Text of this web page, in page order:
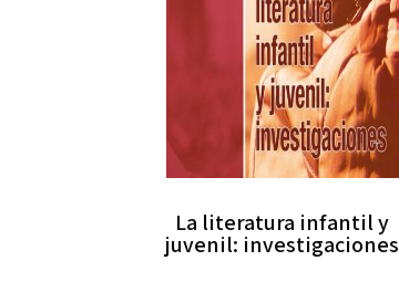
La literatura infantil y
juvenil: investigaciones